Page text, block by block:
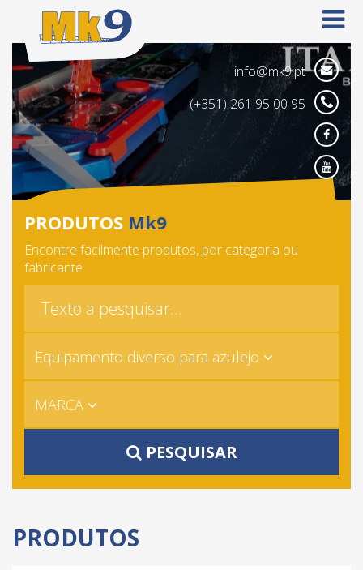
info@mk9.pt
(+351) 261 95 00 95
PRODUTOS Mk9
Encontre facilmente produtos, por categoria ou
fabricante
Equipamento diverso para azulejo
MARCA
PESQUISAR
PRODUTOS